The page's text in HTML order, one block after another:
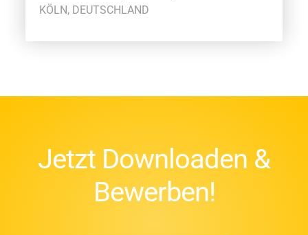
KÖLN, DEUTSCHLAND
Jetzt Downloaden &
Bewerben!